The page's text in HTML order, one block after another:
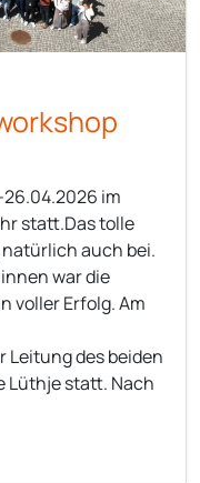
26.04.2026 im
statt.Das tolle
auch bei.
war die
voller Erfolg. Am
Leitung des beiden
Lüthje statt. Nach